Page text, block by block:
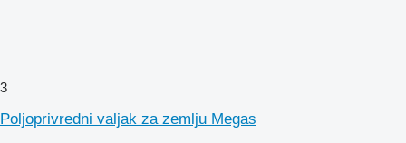
3
Poljoprivredni valjak za zemlju Megas